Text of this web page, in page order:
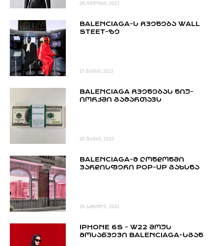
06 ივლისი, 2022
BALENCIAGA-Ს ᲩᲕᲔᲜᲔᲑᲐ WALL
STEET-ᲖᲔ
23 მაისი, 2022
BALENCIAGA ᲩᲕᲔᲜᲔᲑᲐᲡ ᲜᲘᲣ-
ᲘᲝᲠᲙᲨᲘ ᲒᲐᲛᲐᲠᲗᲐᲕᲡ
20 მაისი, 2022
BALENCIAGA-Მ ᲚᲝᲜᲓᲝᲜᲨᲘ
ᲕᲐᲠᲓᲘᲡᲤᲔᲠᲘ POP-UP ᲒᲐᲮᲡᲜᲐ
29 აპრილი, 2022
IPHONE 6S - W22 ᲨᲝᲣᲡ
ᲛᲝᲡᲐᲬᲕᲔᲕᲘ BALENCIAGA-ᲡᲒᲐᲜ